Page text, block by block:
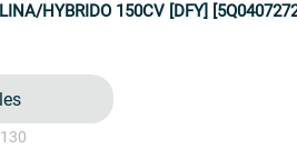
HYBRIDO 150CV [DFY]